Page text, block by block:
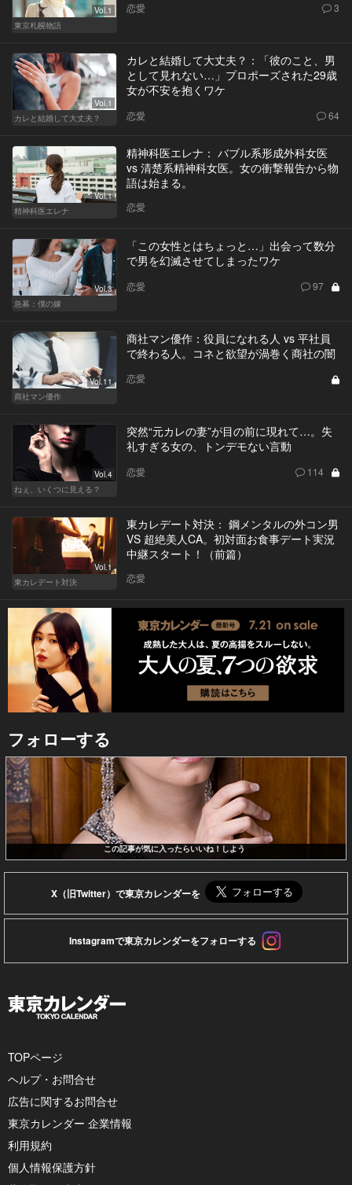
Vol.1
東京札幌物語
恋愛 3
Vol.1
カレと結婚して大丈夫？
カレと結婚して大丈夫？：「彼のこと、男
として見れない…」プロポーズされた29歳
女が不安を抱くワケ
恋愛 64
Vol.1
精神科医エレナ
精神科医エレナ： バブル系形成外科女医
vs 清楚系精神科女医。女の衝撃報告から物
語は始まる。
恋愛
Vol.3
急募：僕の嫁
「この女性とはちょっと…」出会って数分
で男を幻滅させてしまったワケ
恋愛 97
Vol.11
商社マン優作
商社マン優作：役員になれる人 vs 平社員
で終わる人。コネと欲望が渦巻く商社の闇
恋愛
Vol.4
ねぇ、いくつに見える？
突然“元カレの妻”が目の前に現れて…。失
礼すぎる女の、トンデモない言動
恋愛 114
Vol.1
東カレデート対決
東カレデート対決： 鋼メンタルの外コン男
VS 超絶美人CA。初対面お食事デート実況
中継スタート！（前篇）
恋愛
フォローする
この記事が気に入ったらいいね！しよう
X（旧Twitter）で東京カレンダーを
Instagramで東京カレンダーをフォローする
TOPページ
ヘルプ・お問合せ
広告に関するお問合せ
東京カレンダー 企業情報
利用規約
個人情報保護方針